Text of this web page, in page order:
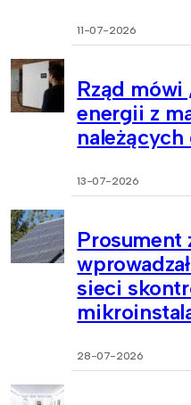
11-07-2026
Rząd mówi
energii z
13-07-2026
Prosument
sieci
28-07-2026